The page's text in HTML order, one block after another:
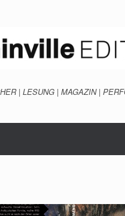
| LESUNG | MAGAZIN |